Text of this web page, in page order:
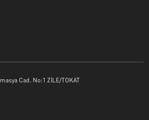
Cad. No:1 ZİLE/TOKAT